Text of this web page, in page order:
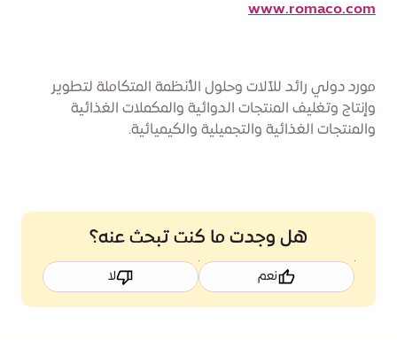
مورد دولي رائد للآلات وحلول الأنظمة المتكاملة لتطوير
وإنتاج وتغليف المنتجات الدوائية والمكملات الغذائية
والمنتجات الغذائية والتجميلية والكيميائية.
www.romaco.com
هل وجدت ما كنت تبحث عنه؟
نعم لا